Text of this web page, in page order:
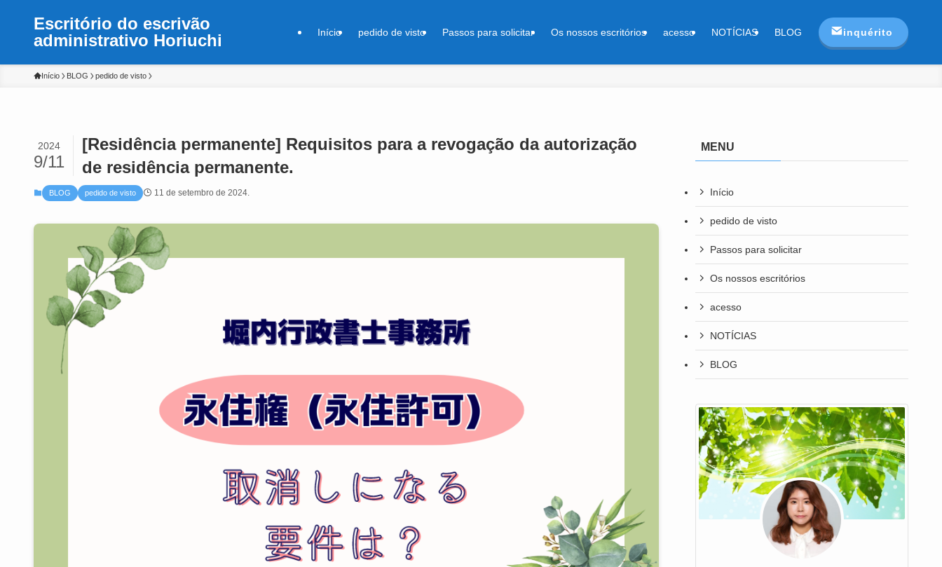
Escritório do escrivão
administrativo Horiuchi
Início pedido de visto Passos para solicitar Os nossos escritórios acesso NOTÍCIAS BLOG inquérito
Início BLOG pedido de visto
[Residência permanente] Requisitos para a revogação da autorização
de residência permanente.
2024
9/11
BLOG pedido de visto 11 de setembro de 2024.
MENU
Início
pedido de visto
Passos para solicitar
Os nossos escritórios
acesso
NOTÍCIAS
BLOG